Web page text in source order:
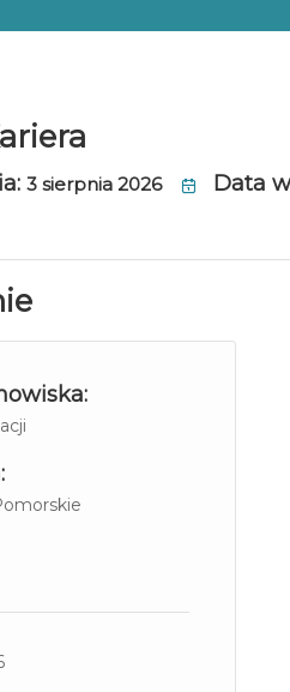
3 sierpnia 2026 Data